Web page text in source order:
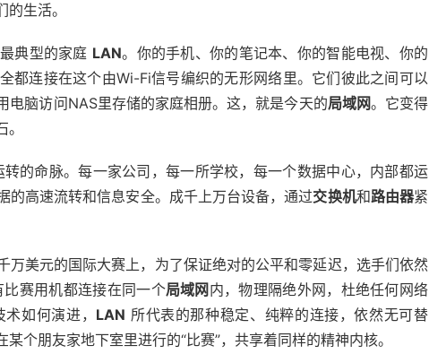
生活。
典型的家庭 LAN。你的手机、你的笔记本、你的智能电视、你的
都连接在这个由Wi-Fi信号编织的无形网络里。它们彼此之间可以
脑访问NAS里存储的家庭相册。这，就是今天的局域网。它变得
的命脉。每一家公司，每一所学校，每一个数据中心，内部都运
的高速流转和信息安全。成千上万台设备，通过交换机和路由器紧
美元的国际大赛上，为了保证绝对的公平和零延迟，选手们依然
比赛用机都连接在同一个局域网 内，物理隔绝外网，杜绝任何网络
如何演进， LAN 所代表的那种稳定、纯粹的连接，依然无可替
个朋友家地下室里进行的“比赛”，共享着同样的精神内核。